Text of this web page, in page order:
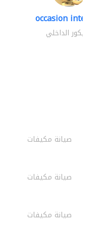
occasion interiors
الديكور الداخلي
صيانة مكيفات
صيانة مكيفات
صيانة مكيفات